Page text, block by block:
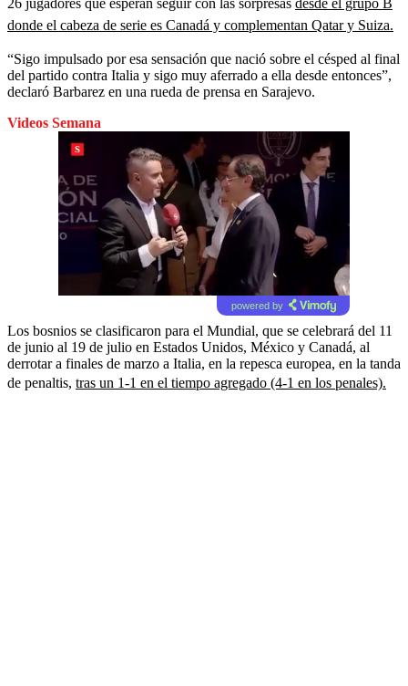
26 jugadores que esperan seguir con las sorpresas desde el grupo B
donde el cabeza de serie es Canadá y complementan Qatar y Suiza.
“Sigo impulsado por esa sensación que nació sobre el césped al final
del partido contra Italia y sigo muy aferrado a ella desde entonces”,
declaró Barbarez en una rueda de prensa en Sarajevo.
Videos Semana
powered by
Los bosnios se clasificaron para el Mundial, que se celebrará del 11
de junio al 19 de julio en Estados Unidos, México y Canadá, al
derrotar a finales de marzo a Italia, en la repesca europea, en la tanda
de penaltis, tras un 1-1 en el tiempo agregado (4-1 en los penales).